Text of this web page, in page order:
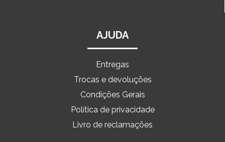
AJUDA
Entregas
Trocas e devoluções
Condições Gerais
Política de privacidade
Livro de reclamações